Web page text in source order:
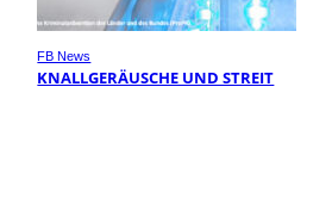
FB News
KNALLGERÄUSCHE UND STREIT